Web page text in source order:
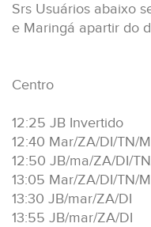
Srs Usuários abaixo
e Maringá apartir do
Centro
12:25 JB Invertido
12:40 Mar/ZA/DI/TN/M
12:50 JB/ma/ZA/DI/
13:05 Mar/ZA/DI/TN/M
13:30 JB/mar/ZA/DI
13:55 JB/mar/ZA/DI